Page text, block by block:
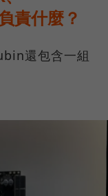
責什麼？
還包含一組